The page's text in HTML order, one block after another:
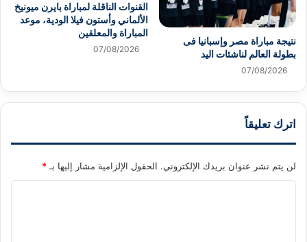
نتيجة مباراة مصر وإسبانيا فى
بطولة العالم لناشئات اليد
07/08/2026
القنوات الناقلة لمباراة بايرن ميونيخ
الألماني وأستون فيلا الودية، موعد
المباراة والمعلقين
07/08/2026
اترك تعليقاً
لن يتم نشر عنوان بريدك الإلكتروني. الحقول الإلزامية مشار إليها بـ*